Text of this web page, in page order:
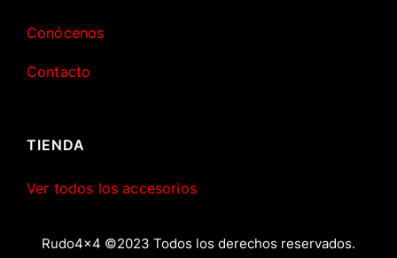
Conócenos
Contacto
TIENDA
Ver todos los accesorios
Rudo4x4 ©2023 Todos los derechos reservados.